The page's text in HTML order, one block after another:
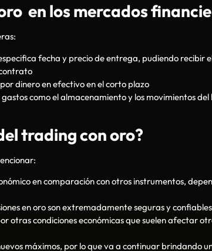
en los mercados
fecha y precio de entrega, pudiendo recibir
dinero en efectivo en el corto plazo
como el almacenamiento y los movimientos del
trading con oro?
en comparación con otros instrumentos,
en oro son extremadamente seguras y
otras condiciones económicas que suelen afectar
máximos, por lo que va a continuar brindando